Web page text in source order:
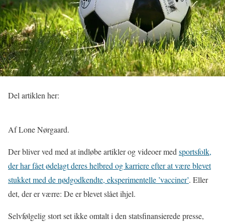
Del artiklen her:
Af Lone Nørgaard.
Der bliver ved med at indløbe artikler og videoer med sportsfolk,
der har fået ødelagt deres helbred og karriere efter at være blevet
stukket med de nødgodkendte, eksperimentelle ’vacciner’. Eller
det, der er værre: De er blevet slået ihjel.
Selvfølgelig stort set ikke omtalt i den statsfinansierede presse,